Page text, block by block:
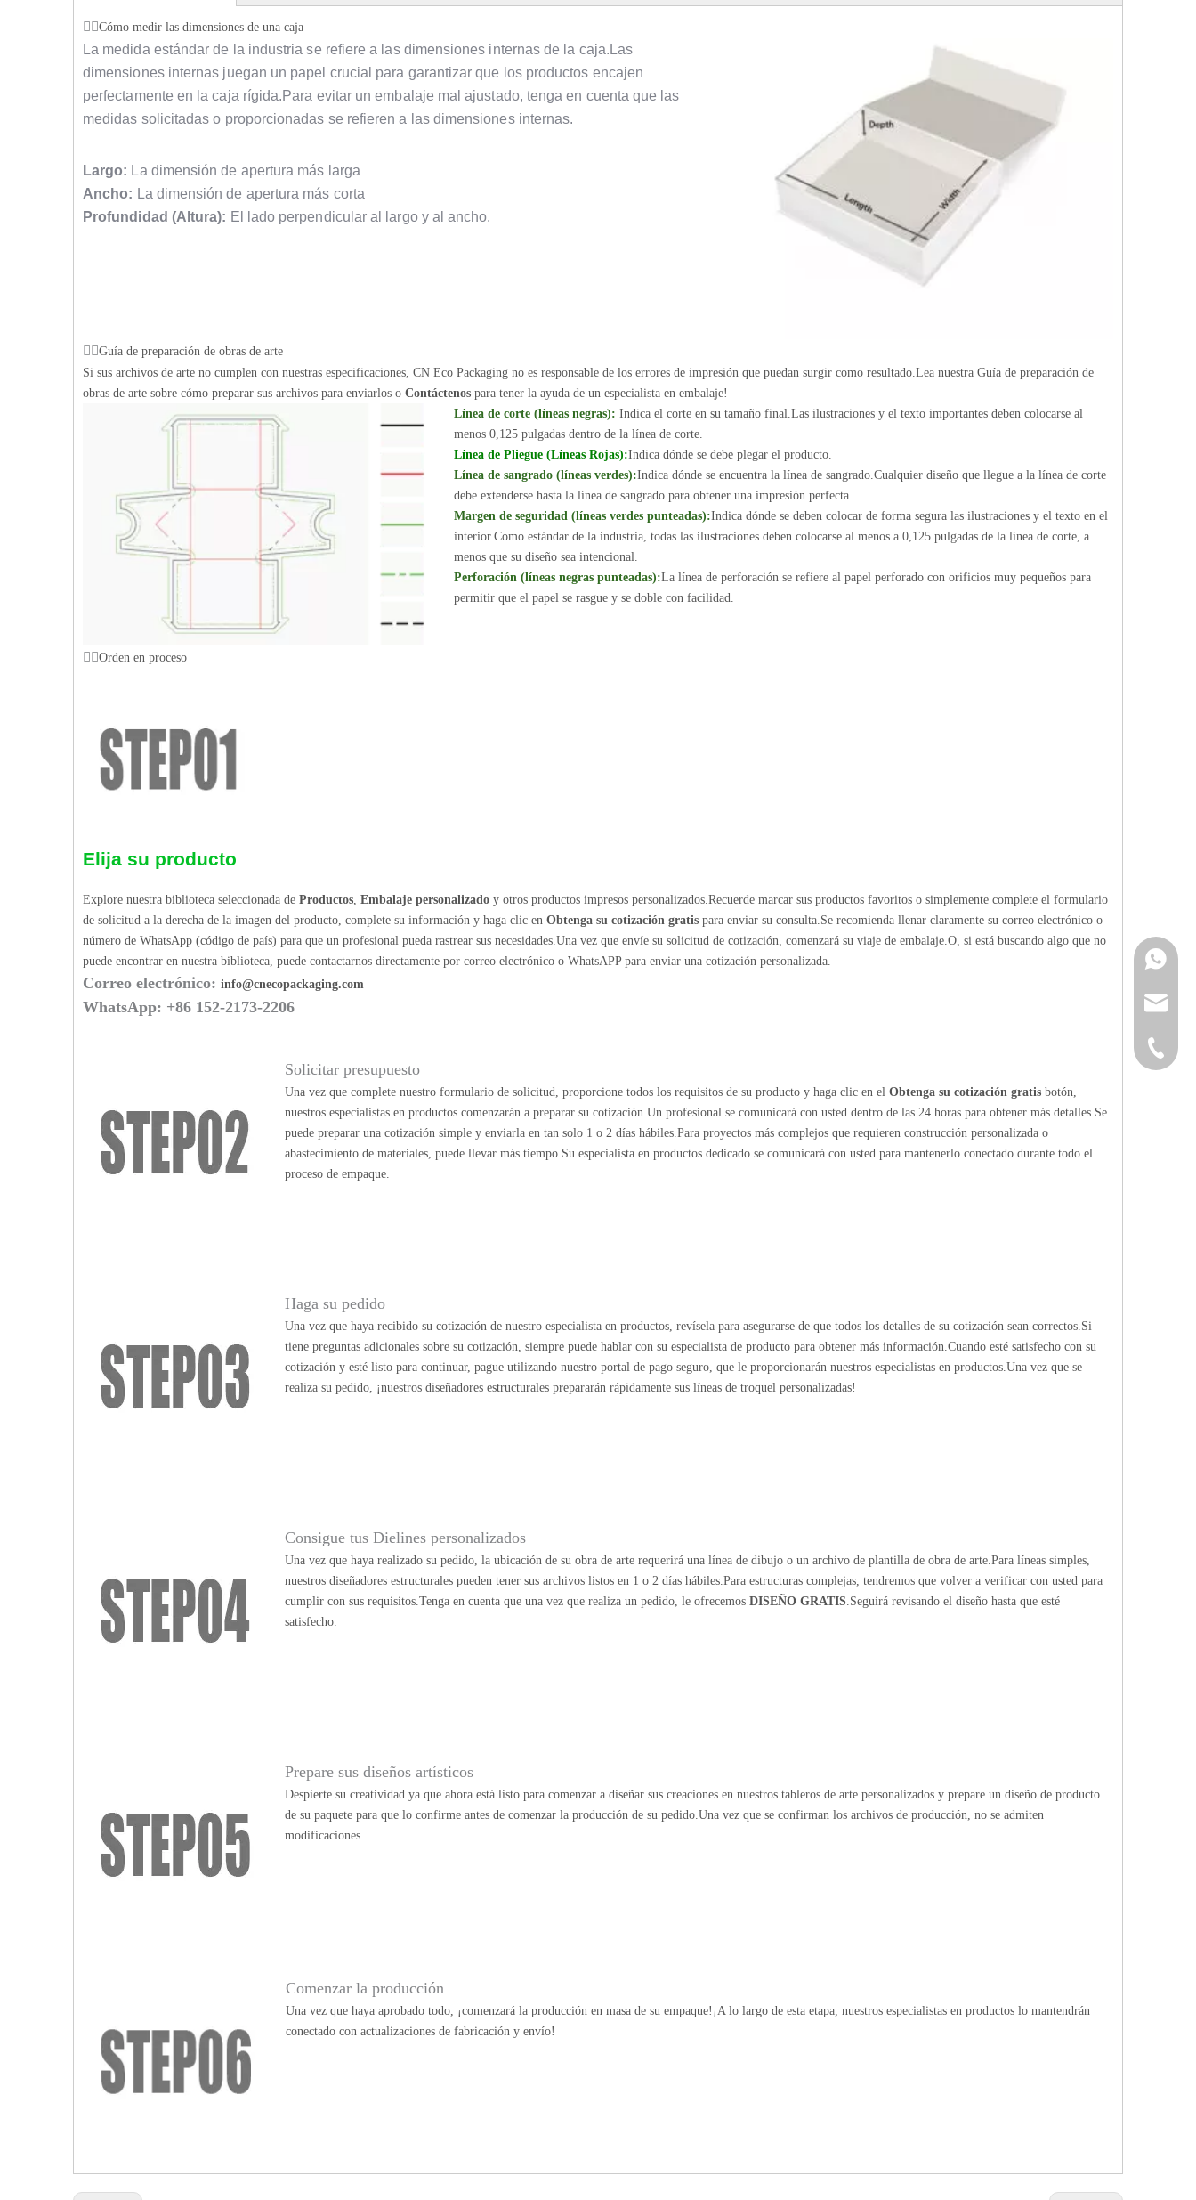
Cómo medir las dimensiones de una caja
La medida estándar de la industria se refiere a las dimensiones internas de la caja.Las
dimensiones internas juegan un papel crucial para garantizar que los productos encajen
perfectamente en la caja rígida.Para evitar un embalaje mal ajustado, tenga en cuenta que las
medidas solicitadas o proporcionadas se refieren a las dimensiones internas.
Largo: La dimensión de apertura más larga
Ancho: La dimensión de apertura más corta
Profundidad (Altura): El lado perpendicular al largo y al ancho.
Guía de preparación de obras de arte
Si sus archivos de arte no cumplen con nuestras especificaciones, CN Eco Packaging no es responsable de los errores de impresión que puedan surgir como resultado.Lea nuestra Guía de preparación de
obras de arte sobre cómo preparar sus archivos para enviarlos o Contáctenos para tener la ayuda de un especialista en embalaje!
Línea de corte (líneas negras): Indica el corte en su tamaño final.Las ilustraciones y el texto importantes deben colocarse al
menos 0,125 pulgadas dentro de la línea de corte.
Línea de Pliegue (Líneas Rojas):Indica dónde se debe plegar el producto.
Línea de sangrado (líneas verdes):Indica dónde se encuentra la línea de sangrado.Cualquier diseño que llegue a la línea de corte
debe extenderse hasta la línea de sangrado para obtener una impresión perfecta.
Margen de seguridad (líneas verdes punteadas):Indica dónde se deben colocar de forma segura las ilustraciones y el texto en el
interior.Como estándar de la industria, todas las ilustraciones deben colocarse al menos a 0,125 pulgadas de la línea de corte, a
menos que su diseño sea intencional.
Perforación (líneas negras punteadas):La línea de perforación se refiere al papel perforado con orificios muy pequeños para
permitir que el papel se rasgue y se doble con facilidad.
Orden en proceso
Elija su producto
Explore nuestra biblioteca seleccionada de Productos Embalaje personalizado y otros productos impresos personalizados.Recuerde marcar sus productos favoritos o simplemente complete el formulario
de solicitud a la derecha de la imagen del producto, complete su información y haga clic en Obtenga su cotización gratis para enviar su consulta.Se recomienda llenar claramente su correo electrónico o
número de WhatsApp (código de país) para que un profesional pueda rastrear sus necesidades.Una vez que envíe su solicitud de cotización, comenzará su viaje de embalaje.O, si está buscando algo que no
puede encontrar en nuestra biblioteca, puede contactarnos directamente por correo electrónico o WhatsAPP para enviar una cotización personalizada.
Correo electrónico: info@cnecopackaging.com
WhatsApp: +86 152-2173-2206
Solicitar presupuesto
Una vez que complete nuestro formulario de solicitud, proporcione todos los requisitos de su producto y haga clic en elObtenga su cotización gratis botón,
nuestros especialistas en productos comenzarán a preparar su cotización.Un profesional se comunicará con usted dentro de las 24 horas para obtener más detalles.Se
puede preparar una cotización simple y enviarla en tan solo 1 o 2 días hábiles.Para proyectos más complejos que requieren construcción personalizada o
abastecimiento de materiales, puede llevar más tiempo.Su especialista en productos dedicado se comunicará con usted para mantenerlo conectado durante todo el
proceso de empaque.
Haga su pedido
Una vez que haya recibido su cotización de nuestro especialista en productos, revísela para asegurarse de que todos los detalles de su cotización sean correctos.Si
tiene preguntas adicionales sobre su cotización, siempre puede hablar con su especialista de producto para obtener más información.Cuando esté satisfecho con su
cotización y esté listo para continuar, pague utilizando nuestro portal de pago seguro, que le proporcionarán nuestros especialistas en productos.Una vez que se
realiza su pedido, ¡nuestros diseñadores estructurales prepararán rápidamente sus líneas de troquel personalizadas!
Consigue tus Dielines personalizados
Una vez que haya realizado su pedido, la ubicación de su obra de arte requerirá una línea de dibujo o un archivo de plantilla de obra de arte.Para líneas simples,
nuestros diseñadores estructurales pueden tener sus archivos listos en 1 o 2 días hábiles.Para estructuras complejas, tendremos que volver a verificar con usted para
cumplir con sus requisitos.Tenga en cuenta que una vez que realiza un pedido, le ofrecemosDISEÑO GRATIS .Seguirá revisando el diseño hasta que esté
satisfecho.
Prepare sus diseños artísticos
Despierte su creatividad ya que ahora está listo para comenzar a diseñar sus creaciones en nuestros tableros de arte personalizados y prepare un diseño de producto
de su paquete para que lo confirme antes de comenzar la producción de su pedido.Una vez que se confirman los archivos de producción, no se admiten
modificaciones.
Comenzar la producción
Una vez que haya aprobado todo, ¡comenzará la producción en masa de su empaque!¡A lo largo de esta etapa, nuestros especialistas en productos lo mantendrán
conectado con actualizaciones de fabricación y envío!
+86-